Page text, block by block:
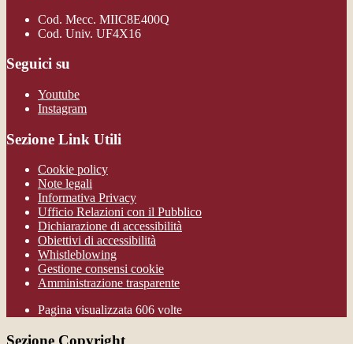
Cod. Mecc. MIIC8E400Q
Cod. Univ. UF4X16
Seguici su
Youtube
Instagram
Sezione Link Utili
Cookie policy
Note legali
Informativa Privacy
Ufficio Relazioni con il Pubblico
Dichiarazione di accessibilità
Obiettivi di accessibilità
Whistleblowing
Gestione consensi cookie
Amministrazione trasparente
Pagina visualizzata 606 volte
Sezione Copyright